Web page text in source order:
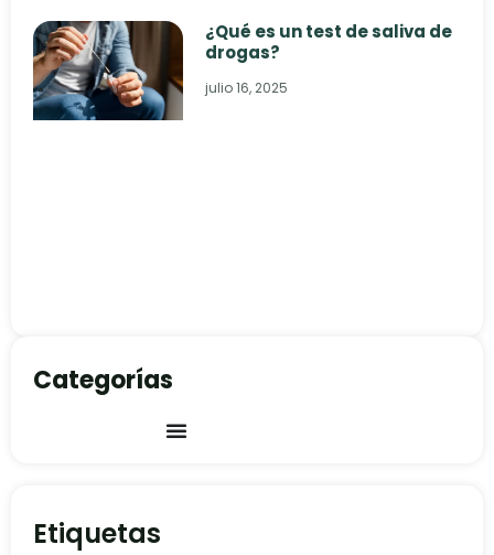
¿Qué es un test de saliva de
drogas?
julio 16, 2025
Categorías
Etiquetas